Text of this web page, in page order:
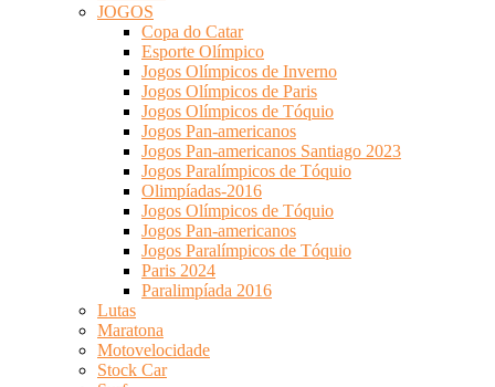
JOGOS
Copa do Catar
Esporte Olímpico
Jogos Olímpicos de Inverno
Jogos Olímpicos de Paris
Jogos Olímpicos de Tóquio
Jogos Pan-americanos
Jogos Pan-americanos Santiago 2023
Jogos Paralímpicos de Tóquio
Olimpíadas-2016
Jogos Olímpicos de Tóquio
Jogos Pan-americanos
Jogos Paralímpicos de Tóquio
Paris 2024
Paralimpíada 2016
Lutas
Maratona
Motovelocidade
Stock Car